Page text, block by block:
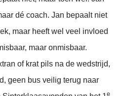
dé coach. Jan bepaalt niet
maar heeft wel veel invloed
maar onmisbaar.
of krat pils na de wedstrijd,
geen bus veilig terug naar
e